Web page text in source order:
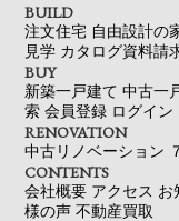
BUILD
注文住宅 自由設計の
見学 カタログ資料請
BUY
新築一戸建て 中古一
索 会員登録 ログイン
RENOVATION
中古リノベーション
CONTENTS
会社概要 アクセス お
様の声 不動産買取